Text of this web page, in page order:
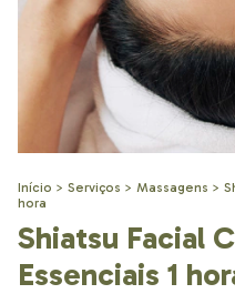
Início > Serviços > Massagens >
hora
Shiatsu Facial
Essenciais 1